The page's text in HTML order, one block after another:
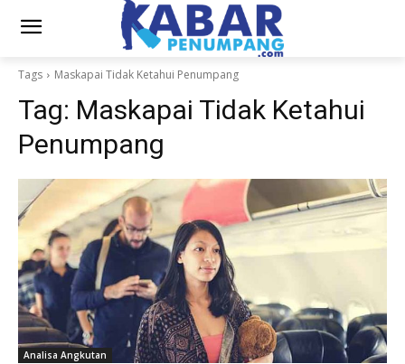
Tags Maskapai Tidak Ketahui Penumpang
Tag: Maskapai Tidak Ketahui
Penumpang
Analisa Angkutan